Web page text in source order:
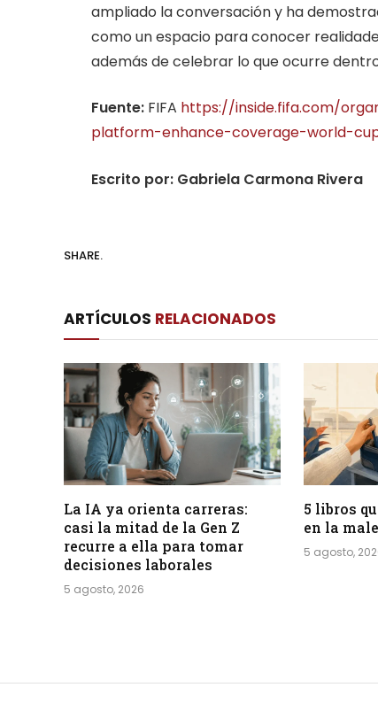
ampliado la conversación y ha
como un espacio para conocer
además de celebrar lo que ocurre
Fuente: FIFA https://inside.fifa.com/
platform-enhance-coverage-world-
Escrito por: Gabriela Carmona Rivera
SHARE.
ARTÍCULOS RELACIONADOS
La IA ya orienta carreras:
casi la mitad de la Gen Z
recurre a ella para tomar
decisiones laborales
5 agosto, 2026
5 libros
en la
5 agosto,